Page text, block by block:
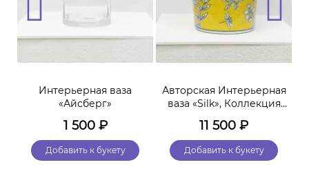
Интерьерная ваза
«Айсберг»
1 500₽
Добавить к букету
Авторская Интерьерная
ваза «Silk», Коллекция
11 500 ₽
Добавить к букету